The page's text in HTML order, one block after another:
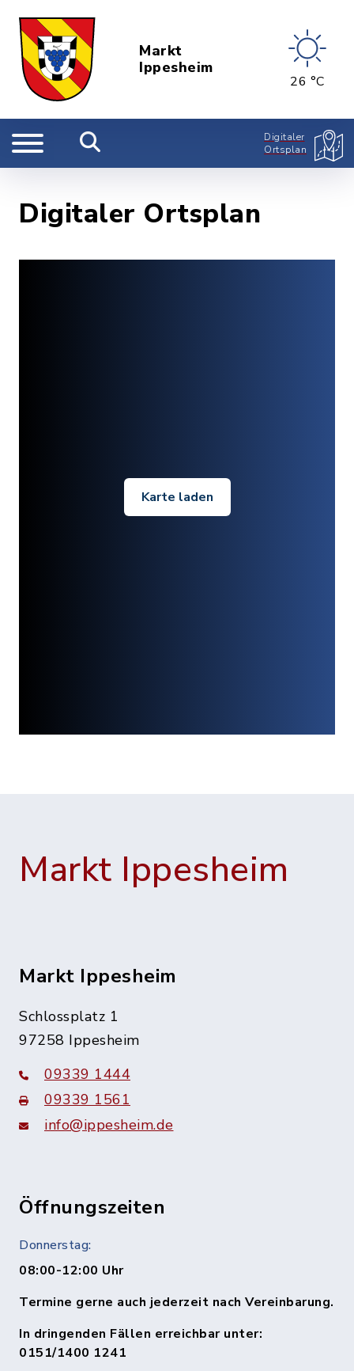
Markt
Ippesheim
26 °C
Digitaler
Ortsplan
Digitaler Ortsplan
Karte laden
Markt Ippesheim
Markt Ippesheim
Schlossplatz 1
97258 Ippesheim
09339 1444
09339 1561
info@ippesheim.de
Öffnungszeiten
Donnerstag:
08:00-12:00 Uhr
Termine gerne auch jederzeit nach Vereinbarung.
In dringenden Fällen erreichbar unter:
0151/1400 1241